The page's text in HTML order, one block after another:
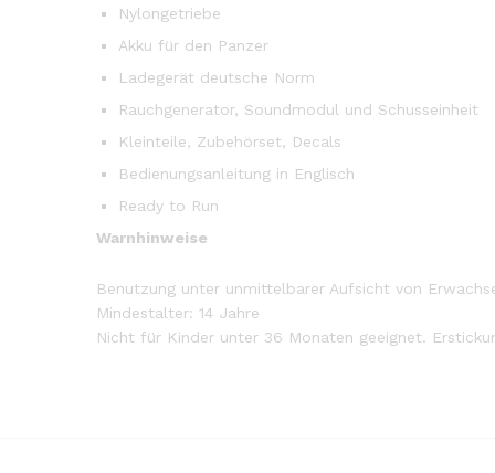
Nylongetriebe
Akku für den Panzer
Ladegerät deutsche Norm
Rauchgenerator, Soundmodul und Schusseinheit
Kleinteile, Zubehörset, Decals
Bedienungsanleitung in Englisch
Ready to Run
Warnhinweise
Benutzung unter unmittelbarer Aufsicht von
Mindestalter: 14 Jahre
Nicht für Kinder unter 36 Monaten geeignet.